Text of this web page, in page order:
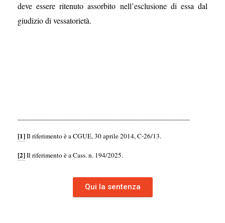
deve essere ritenuto assorbito nell’esclusione di essa dal
giudizio di vessatorietà.
[1]Il riferimento è a CGUE, 30 aprile 2014, C-26/13.
[2]Il riferimento è a Cass. n. 194/2025.
Qui la sentenza